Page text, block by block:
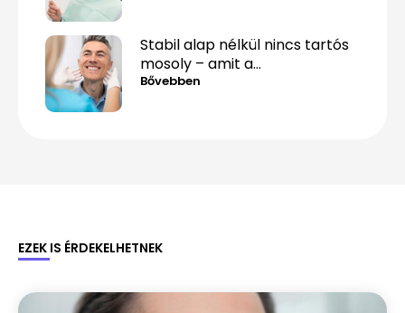
Stabil alap nélkül nincs tartós
mosoly – amit a
csontpótlásról tényleg tudnod
Bővebben
EZEK IS ÉRDEKELHETNEK